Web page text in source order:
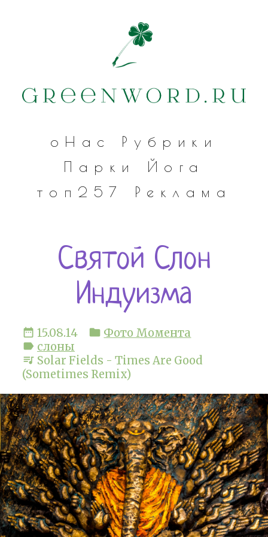
оНас
Рубрики
Парки
Йога
топ257
Реклама
Святой Слон
Индуизма
date_range 15.08.14 folder Фото Момента
label слоны
queue_music Solar Fields - Times Are Good
(Sometimes Remix)